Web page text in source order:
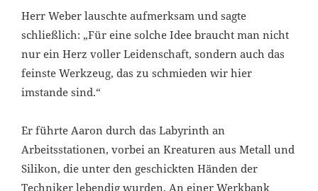
Herr Weber lauschte aufmerksam und sagte
schließlich: „Für eine solche Idee braucht man nicht
nur ein Herz voller Leidenschaft, sondern auch das
feinste Werkzeug, das zu schmieden wir hier
imstande sind.“
Er führte Aaron durch das Labyrinth an
Arbeitsstationen, vorbei an Kreaturen aus Metall und
Silikon, die unter den geschickten Händen der
Techniker lebendig wurden. An einer Werkbank